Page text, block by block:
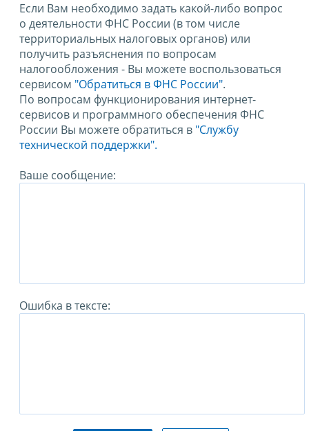
Если Вам необходимо задать какой-либо вопрос
о деятельности ФНС России (в том числе
территориальных налоговых органов) или
получить разъяснения по вопросам
налогообложения - Вы можете воспользоваться
сервисом "Обратиться в ФНС России".
По вопросам функционирования интернет-
сервисов и программного обеспечения ФНС
России Вы можете обратиться в "Службу
технической поддержки".
Ваше сообщение:
Ошибка в тексте: